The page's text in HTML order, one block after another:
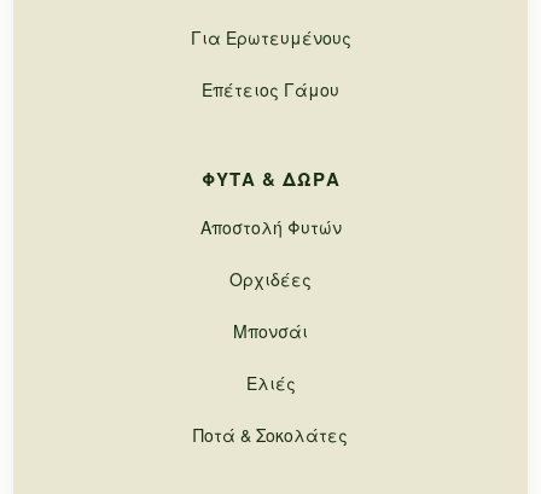
Για Ερωτευμένους
Επέτειος Γάμου
ΦΥΤΆ & ΔΏΡΑ
Αποστολή Φυτών
Ορχιδέες
Μπονσάι
Ελιές
Ποτά & Σοκολάτες